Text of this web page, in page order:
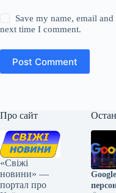
Save my name, email
next time I comment.
Post Comment
Про сайт
«Свіжі
новини» —
портал про